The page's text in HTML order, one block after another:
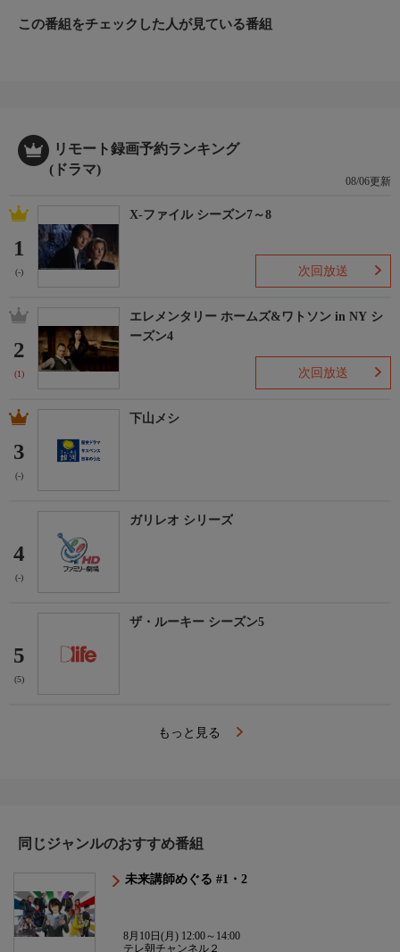
この番組をチェックした人が見ている番組
リモート録画予約ランキング
(ドラマ)
08/06更新
1
(-)
X-ファイル シーズン7～8
次回放送
2
(1)
エレメンタリー ホームズ&ワトソン in NY シ
ーズン4
次回放送
3
(-)
下山メシ
4
(-)
ガリレオ シリーズ
5
(5)
ザ・ルーキー シーズン5
もっと見る
同じジャンルのおすすめ番組
未来講師めぐる #1・2
8月10日(月) 12:00～14:00
テレ朝チャンネル２